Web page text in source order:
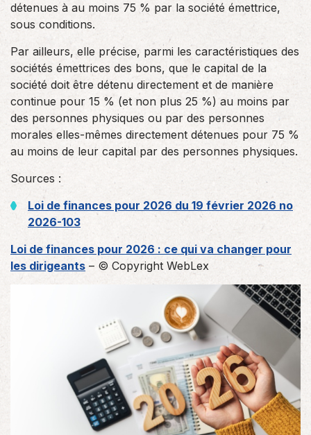
détenues à au moins 75 % par la société émettrice,
sous conditions.
Par ailleurs, elle précise, parmi les caractéristiques des
sociétés émettrices des bons, que le capital de la
société doit être détenu directement et de manière
continue pour 15 % (et non plus 25 %) au moins par
des personnes physiques ou par des personnes
morales elles-mêmes directement détenues pour 75 %
au moins de leur capital par des personnes physiques.
Sources :
Loi de finances pour 2026 du 19 février 2026 no
2026-103
Loi de finances pour 2026 : ce qui va changer pour
les dirigeants – © Copyright WebLex